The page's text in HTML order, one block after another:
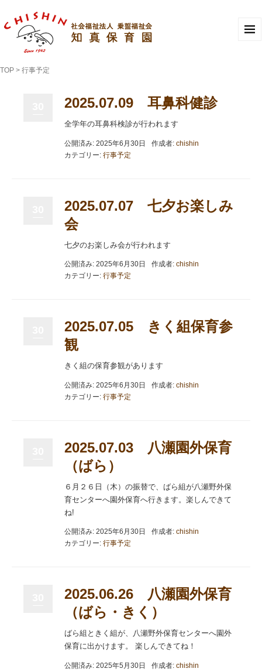
TOP > 行事予定
2025.07.09 耳鼻科健診
全学年の耳鼻科検診が行われます
公開済み: 2025年6月30日 作成者: chishin
カテゴリー: 行事予定
2025.07.07 七夕お楽しみ
会
七夕のお楽しみ会が行われます
公開済み: 2025年6月30日 作成者: chishin
カテゴリー: 行事予定
2025.07.05 きく組保育参
観
きく組の保育参観があります
公開済み: 2025年6月30日 作成者: chishin
カテゴリー: 行事予定
2025.07.03 八瀬園外保育
（ばら）
６月２６日（木）の振替で、ばら組が八瀬野外保
育センターへ園外保育へ行きます。楽しんできて
ね!
公開済み: 2025年6月30日 作成者: chishin
カテゴリー: 行事予定
2025.06.26 八瀬園外保育
（ばら・きく）
ばら組ときく組が、八瀬野外保育センターへ園外
保育に出かけます。 楽しんできてね！
公開済み: 2025年5月30日 作成者: chishin